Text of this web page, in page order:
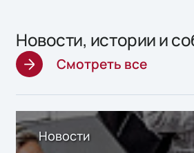
Новости, истории и
Смотреть все
Новости